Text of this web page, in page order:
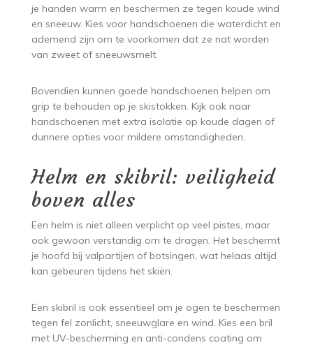
je handen warm en beschermen ze tegen koude wind
en sneeuw. Kies voor handschoenen die waterdicht en
ademend zijn om te voorkomen dat ze nat worden
van zweet of sneeuwsmelt.
Bovendien kunnen goede handschoenen helpen om
grip te behouden op je skistokken. Kijk ook naar
handschoenen met extra isolatie op koude dagen of
dunnere opties voor mildere omstandigheden.
Helm en skibril: veiligheid
boven alles
Een helm is niet alleen verplicht op veel pistes, maar
ook gewoon verstandig om te dragen. Het beschermt
je hoofd bij valpartijen of botsingen, wat helaas altijd
kan gebeuren tijdens het skiën.
Een skibril is ook essentieel om je ogen te beschermen
tegen fel zonlicht, sneeuwglare en wind. Kies een bril
met UV-bescherming en anti-condens coating om